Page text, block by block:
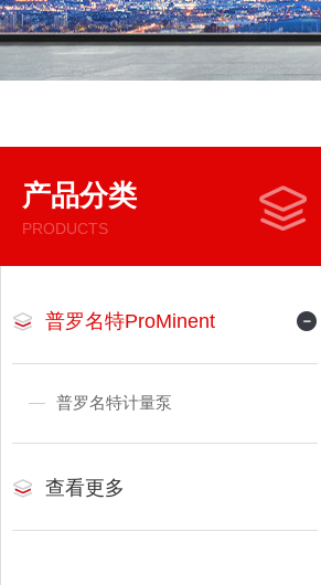
产品分类
PRODUCTS
普罗名特ProMinent
普罗名特计量泵
查看更多